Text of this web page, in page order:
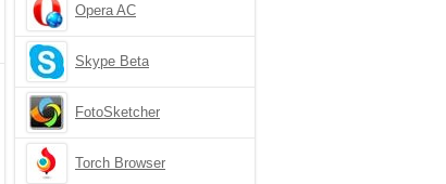
Opera AC
Skype Beta
FotoSketcher
Torch Browser